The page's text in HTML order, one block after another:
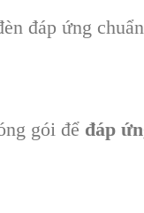
đáp ứng
gói để đáp